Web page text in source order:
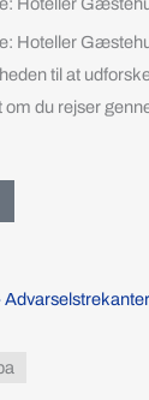
Hoteller
Hoteller
til at
om du rejser